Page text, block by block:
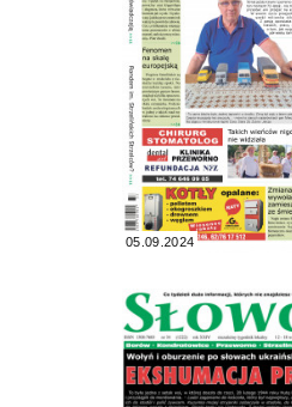
05.09.2024